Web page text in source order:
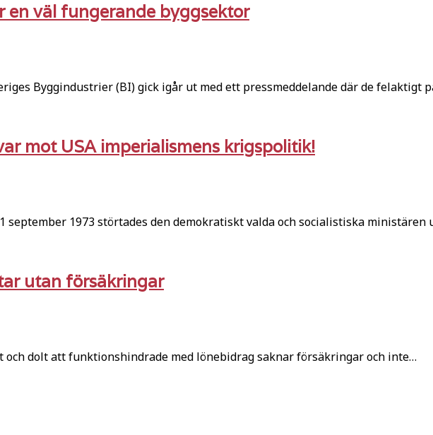
väl fungerande byggsektor
Byggindustrier (BI) gick igår ut med ett pressmeddelande där de felaktigt
mot USA imperialismens krigspolitik!
september 1973 störtades den demokratiskt valda och socialistiska ministären
utan försäkringar
dolt att funktionshindrade med lönebidrag saknar försäkringar och inte…